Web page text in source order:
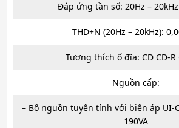
Đáp ứng tần số: 20Hz –
THD+N (20Hz – 20kHz):
Tương thích ổ đĩa: CD CD-R
Nguồn cấp:
– Bộ nguồn tuyến tính với biến áp UI-
190VA